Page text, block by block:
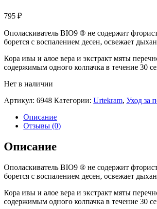
795 ₽
Ополаскиватель BIO9 ® не содержит
борется с воспалением десен, освежает
Кора ивы и алое вера и экстракт мяты
содержимым одного колпачка в течение 30
Нет в наличии
Артикул: 6948 Категории: Urtekram, Уход за
Описание
Отзывы (0)
Описание
Ополаскиватель BIO9 ® не содержит
борется с воспалением десен, освежает
Кора ивы и алое вера и экстракт мяты
содержимым одного колпачка в течение 30